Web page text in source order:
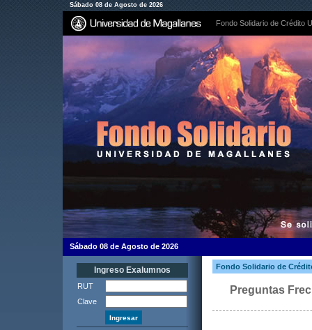
Sábado 08 de Agosto de 2026
Fondo Solidario de Crédito
Sábado 08 de Agosto de 2026
Ingreso Exalumnos
RUT
Clave
Fondo Solidario de
Preguntas